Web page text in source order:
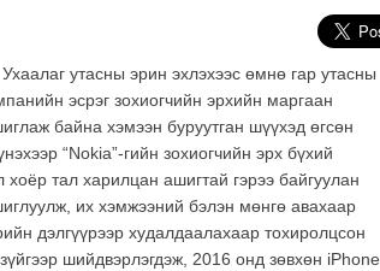
Ухаалаг утасны эрин эхлэхээс өмнө гар утасны
эсрэг зохиогчийн эрхийн маргаан
байна хэмээн буруутган шүүхэд өгсөн
“Nokia”-гийн зохиогчийн эрх бүхий
тал харилцан ашигтай гэрээ байгуулан
их хэмжээний бэлэн мөнгө авахаар
дэлгүүрээр худалдаалахаар тохиролцсон
шийдвэрлэгдэж, 2016 онд зөвхөн iPhone